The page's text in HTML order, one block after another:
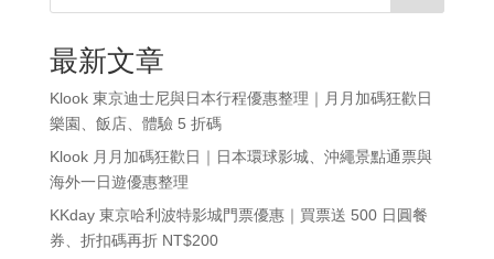
最新文章
Klook 東京迪士尼與日本行程優惠整理｜月月加碼狂歡日
樂園、飯店、體驗 5 折碼
Klook 月月加碼狂歡日｜日本環球影城、沖繩景點通票與
海外一日遊優惠整理
KKday 東京哈利波特影城門票優惠｜買票送 500 日圓餐
券、折扣碼再折 NT$200